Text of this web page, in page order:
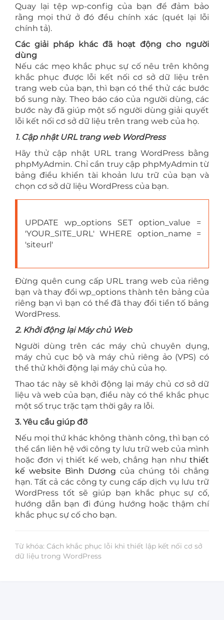
Quay lại tệp wp-config của bạn để đảm bảo
rằng mọi thứ ở đó đều chính xác (quét lại lỗi
chính tả).
Các giải pháp khác đã hoạt động cho người
dùng
Nếu các mẹo khắc phục sự cố nêu trên không
khắc phục được lỗi kết nối cơ sở dữ liệu trên
trang web của bạn, thì bạn có thể thử các bước
bổ sung này. Theo báo cáo của người dùng, các
bước này đã giúp một số người dùng giải quyết
lỗi kết nối cơ sở dữ liệu trên trang web của họ.
1. Cập nhật URL trang web WordPress
Hãy thử cập nhật URL trang WordPress bằng
phpMyAdmin. Chỉ cần truy cập phpMyAdmin từ
bảng điều khiển tài khoản lưu trữ của bạn và
chọn cơ sở dữ liệu WordPress của bạn.
UPDATE wp_options SET option_value =
'YOUR_SITE_URL' WHERE option_name =
'siteurl'
Đừng quên cung cấp URL trang web của riêng
bạn và thay đổi wp_options thành tên bảng của
riêng bạn vì bạn có thể đã thay đổi tiền tố bảng
WordPress.
2. Khởi động lại Máy chủ Web
Người dùng trên các máy chủ chuyên dụng,
máy chủ cục bộ và máy chủ riêng ảo (VPS) có
thể thử khởi động lại máy chủ của họ.
Thao tác này sẽ khởi động lại máy chủ cơ sở dữ
liệu và web của bạn, điều này có thể khắc phục
một số trục trặc tạm thời gây ra lỗi.
3. Yêu cầu giúp đỡ
Nếu mọi thứ khác không thành công, thì bạn có
thể cần liên hệ với công ty lưu trữ web của mình
hoặc đơn vị thiết kế web, chẳng hạn như thiết
kế website Bình Dương của chúng tôi chẳng
hạn. Tất cả các công ty cung cấp dịch vụ lưu trữ
WordPress tốt sẽ giúp bạn khắc phục sự cố,
hướng dẫn bạn đi đúng hướng hoặc thậm chí
khắc phục sự cố cho bạn.
Từ khóa: Cách khắc phục lỗi khi thiết lập kết nối cơ sở
dữ liệu trong WordPress